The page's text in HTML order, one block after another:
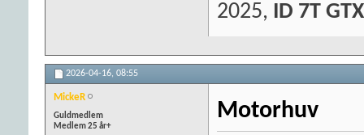
2025, ID 7T GTX
2026-04-16, 08:55
MickeR
Guldmedlem
Medlem 25 år+
Motorhuv